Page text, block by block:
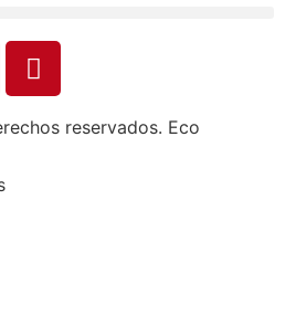
reservados. Eco